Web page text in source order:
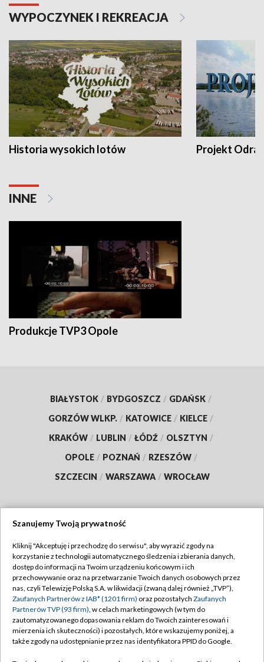
WYPOCZYNEK I REKREACJA
Historia wysokich lotów Projekt Odra
INNE
Produkcje TVP3 Opole
BIAŁYSTOK / BYDGOSZCZ / GDAŃSK /
GORZÓW WLKP. / KATOWICE / KIELCE /
KRAKÓW / LUBLIN / ŁÓDŹ / OLSZTYN /
OPOLE / POZNAŃ / RZESZÓW /
SZCZECIN / WARSZAWA / WROCŁAW
TVP
Abonament TVP
Emisja w TVP
Centrum informacji TVP
Naziemna Telewizja Cyfrowa
Regulamin TVP
Polityka prywatności
Moje zgody
Pomoc
Szanujemy Twoją prywatność
Kliknij "Akceptuję i przechodzę do serwisu", aby wyrazić zgody na
korzystanie z technologii automatycznego śledzenia i zbierania danych,
dostęp do informacji na Twoim urządzeniu końcowym i ich
przechowywanie oraz na przetwarzanie Twoich danych osobowych przez
nas, czyli Telewizję Polską S.A. w likwidacji (zwaną dalej również „TVP”),
Zaufanych Partnerów z IAB* (1201 firm) oraz pozostałych Zaufanych
Partnerów TVP (93 firm), w celach marketingowych (w tym do
zautomatyzowanego dopasowania reklam do Twoich zainteresowań i
mierzenia ich skuteczności) i pozostałych, które wskazujemy poniżej, a
także zgody na udostępnianie przez nas identyfikatora PPID do Google.